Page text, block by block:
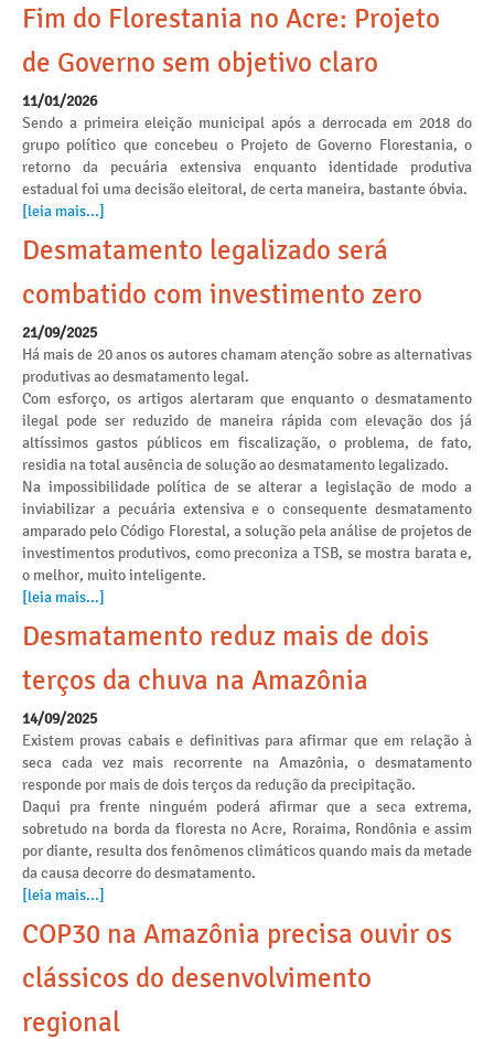
Fim do Florestania no Acre: Projeto
de Governo sem objetivo claro
11/01/2026
Sendo a primeira eleição municipal após a derrocada em 2018 do
grupo político que concebeu o Projeto de Governo Florestania, o
retorno da pecuária extensiva enquanto identidade produtiva
estadual foi uma decisão eleitoral, de certa maneira, bastante óbvia.
[leia mais...]
Desmatamento legalizado será
combatido com investimento zero
21/09/2025
Há mais de 20 anos os autores chamam atenção sobre as alternativas
produtivas ao desmatamento legal.
Com esforço, os artigos alertaram que enquanto o desmatamento
ilegal pode ser reduzido de maneira rápida com elevação dos já
altíssimos gastos públicos em fiscalização, o problema, de fato,
residia na total ausência de solução ao desmatamento legalizado.
Na impossibilidade política de se alterar a legislação de modo a
inviabilizar a pecuária extensiva e o consequente desmatamento
amparado pelo Código Florestal, a solução pela análise de projetos de
investimentos produtivos, como preconiza a TSB, se mostra barata e,
o melhor, muito inteligente.
[leia mais...]
Desmatamento reduz mais de dois
terços da chuva na Amazônia
14/09/2025
Existem provas cabais e definitivas para afirmar que em relação à
seca cada vez mais recorrente na Amazônia, o desmatamento
responde por mais de dois terços da redução da precipitação.
Daqui pra frente ninguém poderá afirmar que a seca extrema,
sobretudo na borda da floresta no Acre, Roraima, Rondônia e assim
por diante, resulta dos fenômenos climáticos quando mais da metade
da causa decorre do desmatamento.
[leia mais...]
COP30 na Amazônia precisa ouvir os
clássicos do desenvolvimento
regional